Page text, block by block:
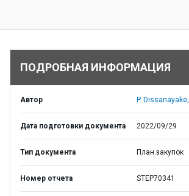
ПОДРОБНАЯ ИНФОРМАЦИЯ
Автор P. Dissanayake;
Дата подготовки документа 2022/09/29
Тип документа План закупок
Номер отчета STEP70341